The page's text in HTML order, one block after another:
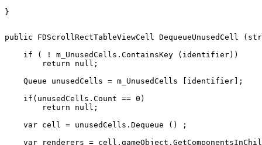
}
public FDScrollRectTableViewCell
    if ( ! m_UnusedCells.ContainsKey (identifier))
        return null;
    Queue unusedCells = m_UnusedCells [identifier];
    if(unusedCells.Count == 0)
        return null;
    var cell = unusedCells.Dequeue () ;
var renderers =